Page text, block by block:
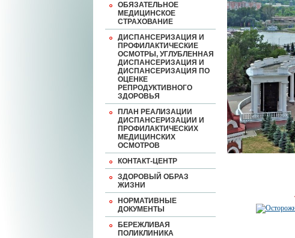
ОБЯЗАТЕЛЬНОЕ
МЕДИЦИНСКОЕ
СТРАХОВАНИЕ
ДИСПАНСЕРИЗАЦИЯ И
ПРОФИЛАКТИЧЕСКИЕ
ОСМОТРЫ, УГЛУБЛЕННАЯ
ДИСПАНСЕРИЗАЦИЯ И
ДИСПАНСЕРИЗАЦИЯ ПО
ОЦЕНКЕ
РЕПРОДУКТИВНОГО
ЗДОРОВЬЯ
ПЛАН РЕАЛИЗАЦИИ
ДИСПАНСЕРИЗАЦИИ И
ПРОФИЛАКТИЧЕСКИХ
МЕДИЦИНСКИХ
ОСМОТРОВ
КОНТАКТ-ЦЕНТР
ЗДОРОВЫЙ ОБРАЗ
ЖИЗНИ
НОРМАТИВНЫЕ
ДОКУМЕНТЫ
БЕРЕЖЛИВАЯ
ПОЛИКЛИНИКА